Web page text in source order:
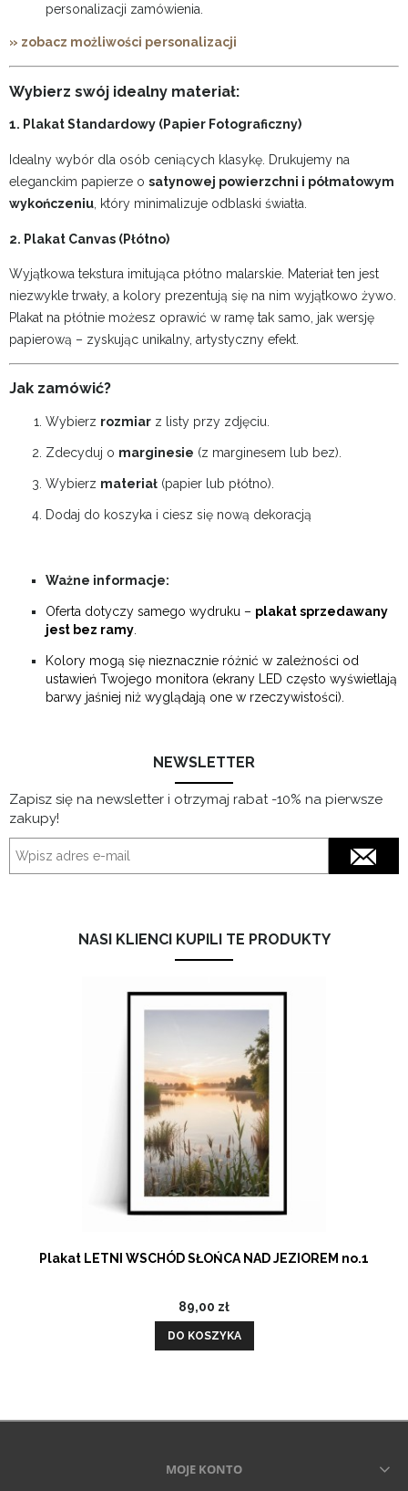
personalizacji zamówienia.
» zobacz możliwości personalizacji
Wybierz swój idealny materiał:
1. Plakat Standardowy (Papier Fotograficzny)
Idealny wybór dla osób ceniących klasykę. Drukujemy na
eleganckim papierze o satynowej powierzchni i półmatowym
wykończeniu , który minimalizuje odblaski światła.
2. Plakat Canvas (Płótno)
Wyjątkowa tekstura imitująca płótno malarskie. Materiał ten jest
niezwykle trwały, a kolory prezentują się na nim wyjątkowo żywo.
Plakat na płótnie możesz oprawić w ramę tak samo, jak wersję
papierową – zyskując unikalny, artystyczny efekt.
Jak zamówić?
Wybierz rozmiar z listy przy zdjęciu.
Zdecyduj o marginesie (z marginesem lub bez).
Wybierz materiał (papier lub płótno).
Dodaj do koszyka i ciesz się nową dekoracją
Ważne informacje:
Oferta dotyczy samego wydruku – plakat sprzedawany
jest bez ramy
Kolory mogą się nieznacznie różnić w zależności od
ustawień Twojego monitora (ekrany LED często wyświetlają
barwy jaśniej niż wyglądają one w rzeczywistości).
NEWSLETTER
Zapisz się na newsletter i otrzymaj rabat -10% na pierwsze
zakupy!
NASI KLIENCI KUPILI TE PRODUKTY
Plakat LETNI WSCHÓD SŁOŃCA NAD JEZIOREM no.1
89,00 zł
DO KOSZYKA
MOJE KONTO